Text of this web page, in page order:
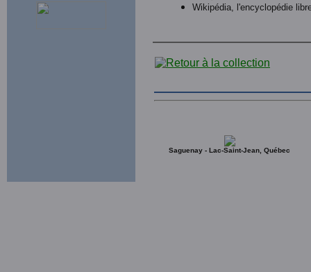
Wikipédia, l'encyclopédie
Saguenay - Lac-Saint-Jean, Québec